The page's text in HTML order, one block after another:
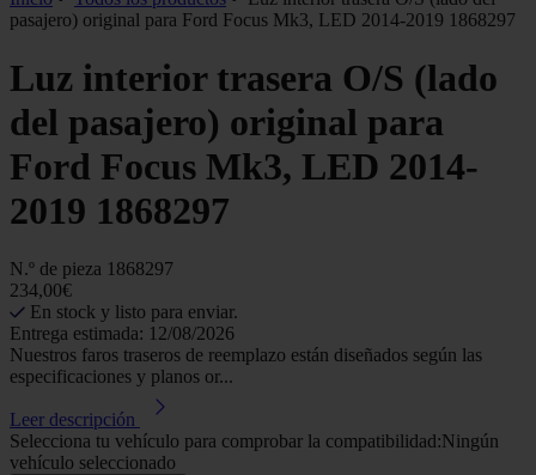
pasajero) original para Ford Focus Mk3, LED 2014-2019 1868297
Luz interior trasera O/S (lado
del pasajero) original para
Ford Focus Mk3, LED 2014-
2019 1868297
N.º de pieza 1868297
234,00€
En stock y listo para enviar.
Entrega estimada: 12/08/2026
Nuestros faros traseros de reemplazo están diseñados según las
especificaciones y planos or...
Leer descripción
Selecciona tu vehículo para comprobar la compatibilidad:Ningún
vehículo seleccionado